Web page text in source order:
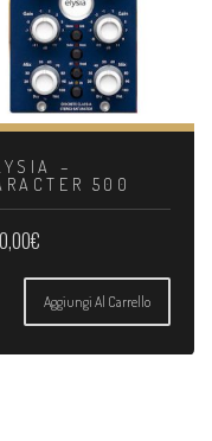
–
500
€
Aggiungi Al Carrello